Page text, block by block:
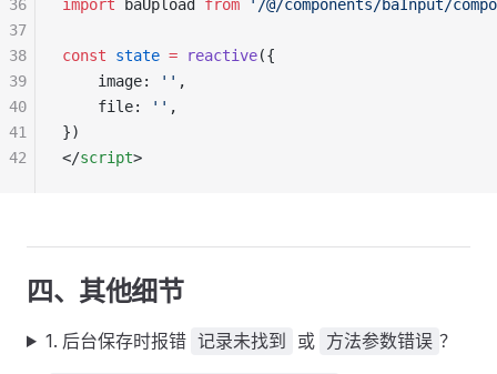
import baUpload from '/@/components/baInput/
const state = reactive({
    image:
'' ,
    file:
'' ,
})
</script>
36
37
38
39
40
41
42
四、其他细节
1. 后台保存时报错 记录未找到 或 方法参数错误 ？